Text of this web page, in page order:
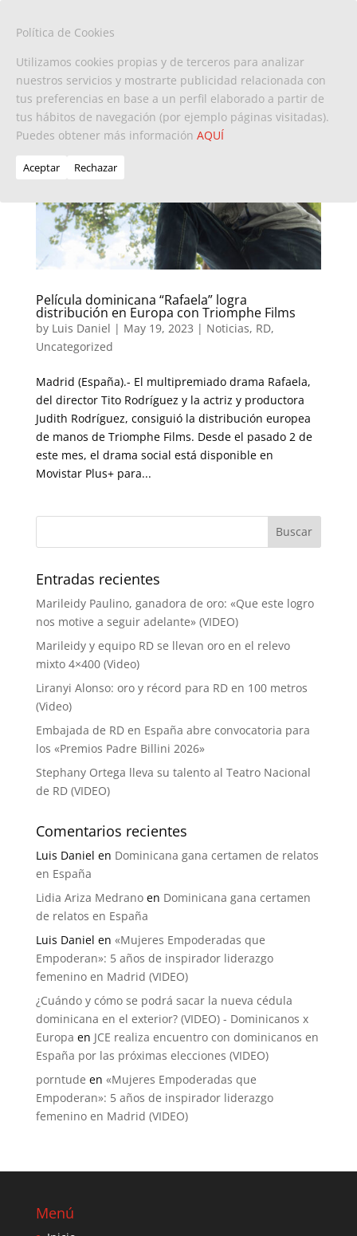
Película dominicana “Rafaela” logra
distribución en Europa con Triomphe Films
by Luis Daniel | May 19, 2023 | Noticias, RD,
Uncategorized
Madrid (España).- El multipremiado drama Rafaela,
del director Tito Rodríguez y la actriz y productora
Judith Rodríguez, consiguió la distribución europea
de manos de Triomphe Films. Desde el pasado 2 de
este mes, el drama social está disponible en
Movistar Plus+ para...
Entradas recientes
Marileidy Paulino, ganadora de oro: «Que este logro
nos motive a seguir adelante» (VIDEO)
Marileidy y equipo RD se llevan oro en el relevo
mixto 4×400 (Video)
Liranyi Alonso: oro y récord para RD en 100 metros
(Video)
Embajada de RD en España abre convocatoria para
los «Premios Padre Billini 2026»
Stephany Ortega lleva su talento al Teatro Nacional
de RD (VIDEO)
Comentarios recientes
Luis Daniel en Dominicana gana certamen de relatos
en España
Lidia Ariza Medranoen Dominicana gana certamen
de relatos en España
Luis Daniel en «Mujeres Empoderadas que
Empoderan»: 5 años de inspirador liderazgo
femenino en Madrid (VIDEO)
¿Cuándo y cómo se podrá sacar la nueva cédula
dominicana en el exterior? (VIDEO) - Dominicanos x
Europa en JCE realiza encuentro con dominicanos en
España por las próximas elecciones (VIDEO)
porntude en «Mujeres Empoderadas que
Empoderan»: 5 años de inspirador liderazgo
femenino en Madrid (VIDEO)
Menú
Política de Cookies
Utilizamos cookies propias y de terceros para analizar
nuestros servicios y mostrarte publicidad relacionada con
tus preferencias en base a un perfil elaborado a partir de
tus hábitos de navegación (por ejemplo páginas visitadas).
Puedes obtener más información AQUÍ
Aceptar Rechazar